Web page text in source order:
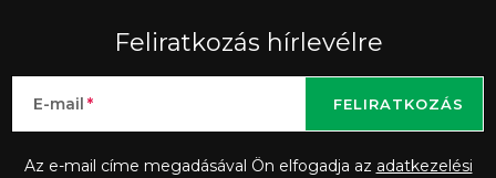
Feliratkozás hírlevélre
E-mail
Az e-mail címe megadásával Ön elfogadja az adatkezelési
FELIRATKOZÁS